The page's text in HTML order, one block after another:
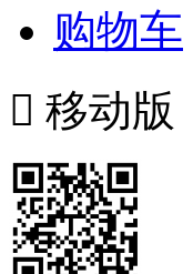
购物车
 移动版